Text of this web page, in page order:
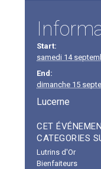
Start:
samedi 14
End:
dimanche 15
Lucerne
CET
CATEGORIES
Lutrins d'Or
Bienfaiteurs